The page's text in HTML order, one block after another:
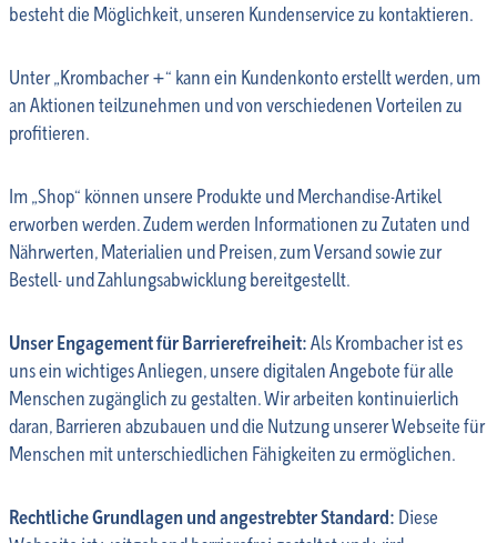
besteht die Möglichkeit, unseren Kundenservice zu kontaktieren.
Unter „Krombacher +“ kann ein Kundenkonto erstellt werden, um
an Aktionen teilzunehmen und von verschiedenen Vorteilen zu
profitieren.
Im „Shop“ können unsere Produkte und Merchandise-Artikel
erworben werden. Zudem werden Informationen zu Zutaten und
Nährwerten, Materialien und Preisen, zum Versand sowie zur
Bestell- und Zahlungsabwicklung bereitgestellt.
Unser Engagement für Barrierefreiheit:Als Krombacher ist es
uns ein wichtiges Anliegen, unsere digitalen Angebote für alle
Menschen zugänglich zu gestalten. Wir arbeiten kontinuierlich
daran, Barrieren abzubauen und die Nutzung unserer Webseite für
Menschen mit unterschiedlichen Fähigkeiten zu ermöglichen.
Rechtliche Grundlagen und angestrebter Standard: Diese